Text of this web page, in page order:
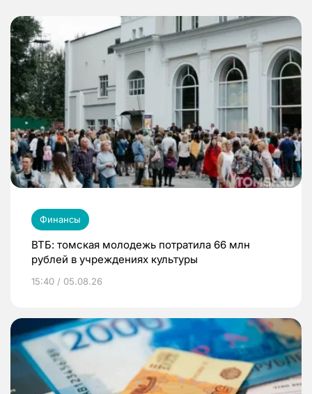
Финансы
ВТБ: томская молодежь потратила 66 млн
рублей в учреждениях культуры
15:40 / 05.08.26